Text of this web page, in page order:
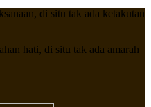
di situ tak ada ketakutan
hati, di situ tak ada amarah